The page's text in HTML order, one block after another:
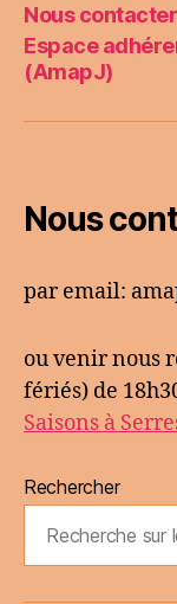
Nous contacter
Espace
(AmapJ)
Nous
par email:
ou venir nous
fériés) de
Saisons à
Rechercher